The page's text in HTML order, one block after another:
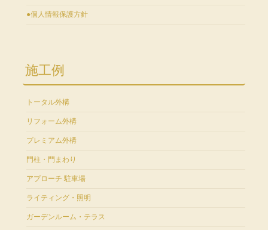
●個人情報保護方針
施工例
トータル外構
リフォーム外構
プレミアム外構
門柱・門まわり
アプローチ 駐車場
ライティング・照明
ガーデンルーム・テラス